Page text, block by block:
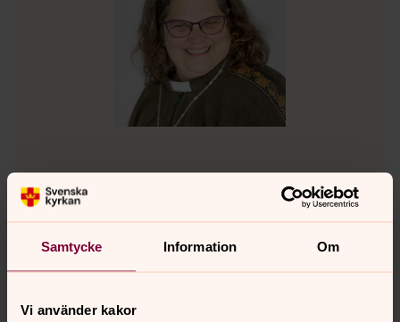
Samtycke Information Om
Vi använder kakor
Laila Larsson
Diakon, Svenska kyrkan i Järna och Vårdinge
Direkt:08-551 782 11